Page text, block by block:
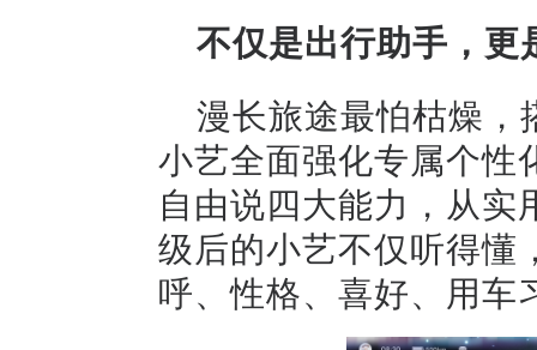
不仅是出行助手，更
漫长旅途最怕枯燥，
小艺全面强化专属个性
自由说四大能力，从实
级后的小艺不仅听得懂
呼、性格、喜好、用车